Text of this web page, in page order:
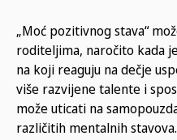
„Moć pozitivnog stava“
roditeljima, naročito kada
na koji reaguju na dečje
više razvijene talente i
može uticati na
različitih mentalnih stavova.